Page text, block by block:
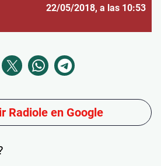
22/05/2018, a las 10:53
Radiole en Google